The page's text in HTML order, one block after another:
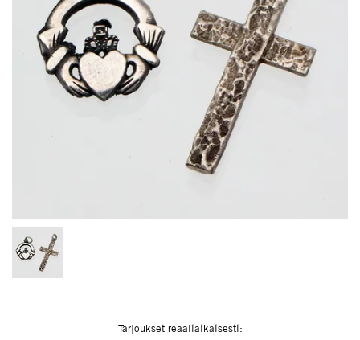
Tarjoukset reaaliaikaisesti: